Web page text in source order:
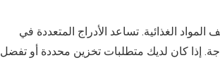
الغذائية. تساعد الأدراج المتعددة في
إذا كان لديك متطلبات تخزين محددة أو تفضل